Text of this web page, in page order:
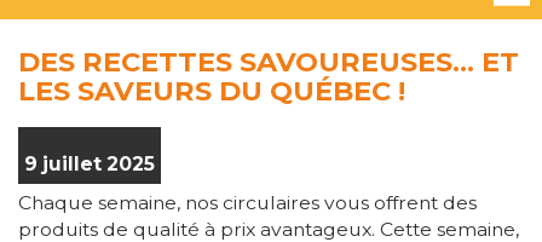
DES RECETTES SAVOUREUSES… ET
LES SAVEURS DU QUÉBEC !
9 juillet 2025
Chaque semaine, nos circulaires vous offrent des
produits de qualité à prix avantageux. Cette semaine,